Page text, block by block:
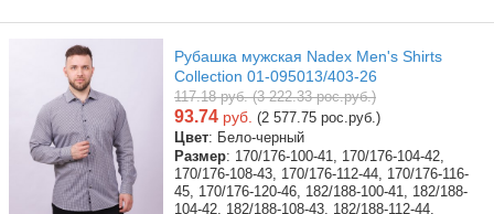
Рубашка мужская Nadex Men's Shirts
Collection 01-095013/403-26
117.18 руб. (3 222.33 рос.руб.)
93.74 руб. (2 577.75 рос.руб.)
Цвет: Бело-черный
Размер: 170/176-100-41, 170/176-104-42,
170/176-108-43, 170/176-112-44, 170/176-116-
45, 170/176-120-46, 182/188-100-41, 182/188-
104-42, 182/188-108-43, 182/188-112-44,